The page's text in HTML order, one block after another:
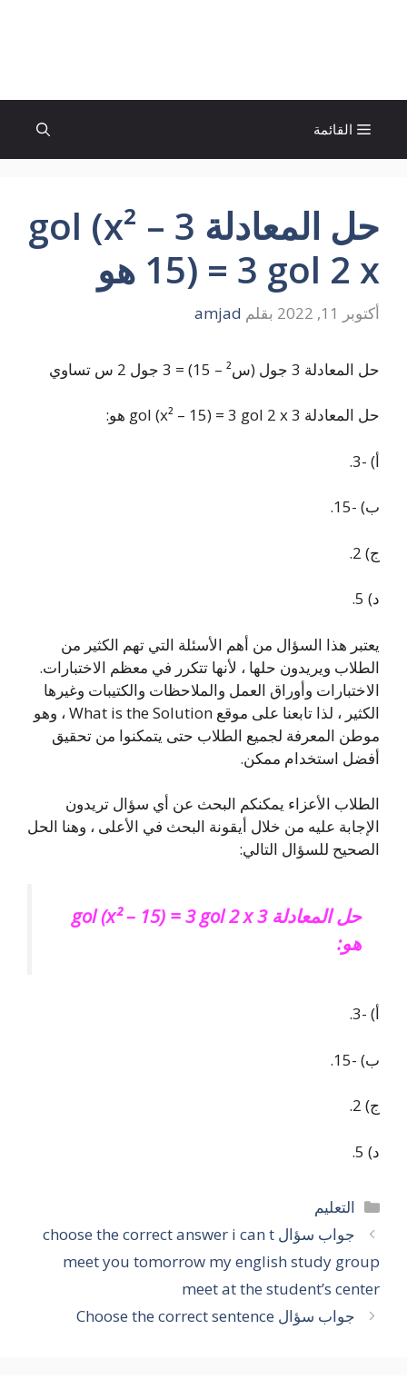
القائمة
حل المعادلة 3 gol (x² –
15) = 3 gol 2 x هو
أكتوبر 11, 2022 بقلم amjad
حل المعادلة 3 جول (س² – 15) = 3 جول 2 س تساوي
حل المعادلة 3 gol (x² – 15) = 3 gol 2 x هو:
أ) -3.
ب) -15.
ج) 2.
د) 5.
يعتبر هذا السؤال من أهم الأسئلة التي تهم الكثير من
الطلاب ويريدون حلها ، لأنها تتكرر في معظم الاختبارات.
الاختبارات وأوراق العمل والملاحظات والكتيبات وغيرها
الكثير ، لذا تابعنا على موقع What is the Solution ، وهو
موطن المعرفة لجميع الطلاب حتى يتمكنوا من تحقيق
أفضل استخدام ممكن.
الطلاب الأعزاء يمكنكم البحث عن أي سؤال تريدون
الإجابة عليه من خلال أيقونة البحث في الأعلى ، وهنا الحل
الصحيح للسؤال التالي:
حل المعادلة 3 gol (x² – 15) = 3 gol 2 x
هو:
أ) -3.
ب) -15.
ج) 2.
د) 5.
التصنيفات
التعليم
جواب سؤال choose the correct answer i can t
meet you tomorrow my english study group
meet at the student’s center
جواب سؤال Choose the correct sentence